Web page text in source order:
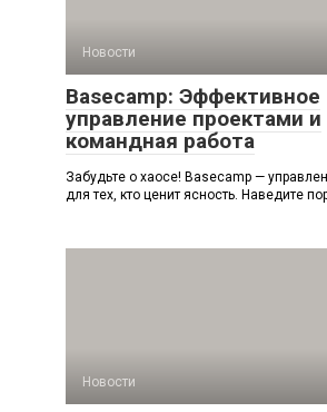
Новости
Basecamp: Эффективное
управление проектами и
командная работа
Забудьте о хаосе! Basecamp —
для тех, кто ценит ясность. Наведите
Новости